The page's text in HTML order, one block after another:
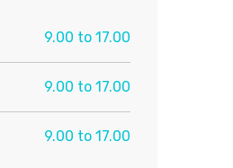
9.00 to 17.00
9.00 to 17.00
9.00 to 17.00